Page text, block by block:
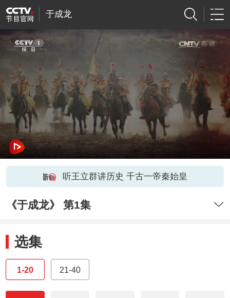
于成龙
听王立群讲历史 千古一帝秦始皇
《于成龙》 第1集
选集
1-20 21-40